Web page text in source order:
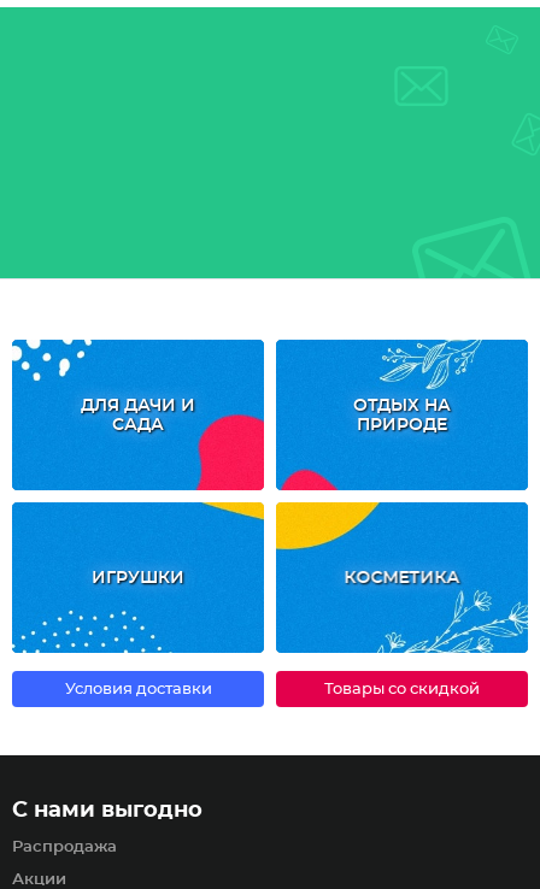
ДЛЯ ДАЧИ И
САДА
ОТДЫХ НА
ПРИРОДЕ
ИГРУШКИ КОСМЕТИКА
Условия доставки Товары со скидкой
С нами выгодно
Распродажа
Акции